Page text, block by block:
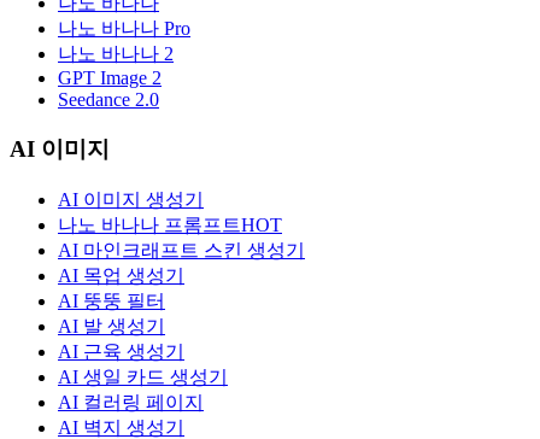
나노 바나나 Pro
나노 바나나 2
GPT Image 2
Seedance 2.0
AI 이미지
AI 이미지 생성기
나노 바나나 프롬프트HOT
AI 마인크래프트 스킨 생성기
AI 목업 생성기
AI 뚱뚱 필터
AI 발 생성기
AI 근육 생성기
AI 생일 카드 생성기
AI 컬러링 페이지
AI 벽지 생성기